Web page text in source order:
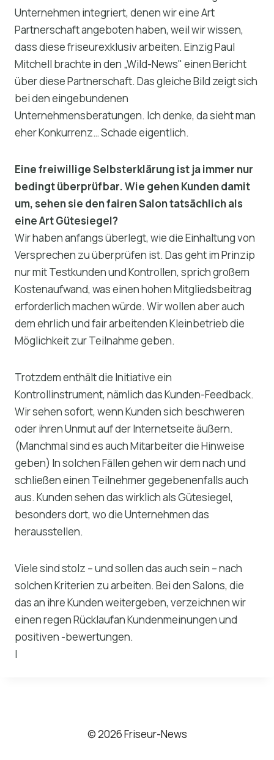
Unternehmen integriert, denen wir eine Art
Partnerschaft angeboten haben, weil wir wissen,
dass diese friseurexklusiv arbeiten. Einzig Paul
Mitchell brachte in den „Wild-News" einen Bericht
über diese Partnerschaft. Das gleiche Bild zeigt sich
bei den eingebundenen
Unternehmensberatungen. Ich denke, da sieht man
eher Konkurrenz… Schade eigentlich.
Eine freiwillige Selbsterklärung ist ja immer nur
bedingt überprüfbar. Wie gehen Kunden damit
um, sehen sie den fairen Salon tatsächlich als
eine Art Gütesiegel?
Wir haben anfangs überlegt, wie die Einhaltung von
Versprechen zu überprüfen ist. Das geht im Prinzip
nur mit Testkunden und Kontrollen, sprich großem
Kostenaufwand, was einen hohen Mitgliedsbeitrag
erforderlich machen würde. Wir wollen aber auch
dem ehrlich und fair arbeitenden Kleinbetrieb die
Möglichkeit zur Teilnahme geben.
Trotzdem enthält die Initiative ein
Kontrollinstrument, nämlich das Kunden-Feedback.
Wir sehen sofort, wenn Kunden sich beschweren
oder ihren Unmut auf der Internetseite äußern.
(Manchmal sind es auch Mitarbeiter die Hinweise
geben) In solchen Fällen gehen wir dem nach und
schließen einen Teilnehmer gegebenenfalls auch
aus. Kunden sehen das wirklich als Gütesiegel,
besonders dort, wo die Unternehmen das
herausstellen.
Viele sind stolz – und sollen das auch sein – nach
solchen Kriterien zu arbeiten. Bei den Salons, die
das an ihre Kunden weitergeben, verzeichnen wir
einen regen Rücklaufan Kundenmeinungen und
positiven -bewertungen.
I
© 2026 Friseur-News